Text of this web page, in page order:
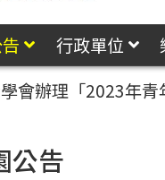
行政單位
會辦理「2023年
公告